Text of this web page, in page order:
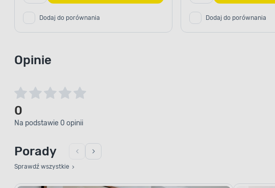
Dodaj do porównania Dodaj do porównania
Opinie
0
Na podstawie 0 opinii
Porady
Sprawdź wszystkie